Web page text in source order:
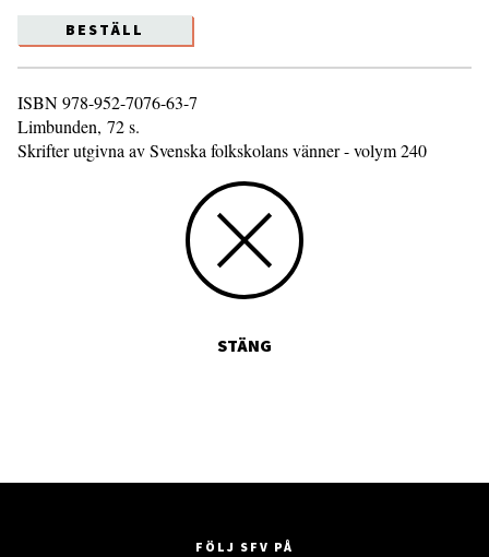
BESTÄLL
ISBN 978-952-7076-63-7
Limbunden, 72 s.
Skrifter utgivna av Svenska folkskolans vänner - volym 240
STÄNG
FÖLJ SFV PÅ